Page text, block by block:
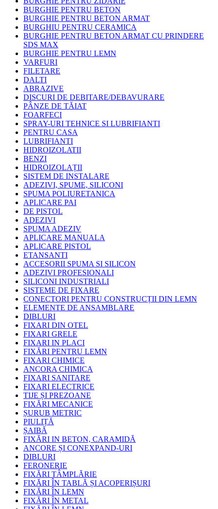
BURGHIE PENTRU BETON
BURGHIE PENTRU BETON ARMAT
BURGHIU PENTRU CERAMICA
BURGHIE PENTRU BETON ARMAT CU PRINDERE
SDS MAX
BURGHIE PENTRU LEMN
VARFURI
FILETARE
DALTI
ABRAZIVE
DISCURI DE DEBITARE/DEBAVURARE
PÂNZE DE TĂIAT
FOARFECI
SPRAY-URI TEHNICE SI LUBRIFIANTI
PENTRU CASA
LUBRIFIANTI
HIDROIZOLATII
BENZI
HIDROIZOLAȚII
SISTEM DE INSTALARE
ADEZIVI, SPUME, SILICONI
SPUMA POLIURETANICA
APLICARE PAI
DE PISTOL
ADEZIVI
SPUMA ADEZIV
APLICARE MANUALA
APLICARE PISTOL
ETANSANTI
ACCESORII SPUMA SI SILICON
ADEZIVI PROFESIONALI
SILICONI INDUSTRIALI
SISTEME DE FIXARE
CONECTORI PENTRU CONSTRUCȚII DIN LEMN
ELEMENTE DE ANSAMBLARE
DIBLURI
FIXARI DIN OTEL
FIXARI GRELE
FIXARI IN PLACI
FIXĂRI PENTRU LEMN
FIXARI CHIMICE
ANCORA CHIMICA
FIXARI SANITARE
FIXARI ELECTRICE
TIJE ȘI PREZOANE
FIXĂRI MECANICE
ȘURUB METRIC
PIULIȚĂ
ȘAIBĂ
FIXĂRI IN BETON, CARAMIDĂ
ANCORE ȘI CONEXPAND-URI
DIBLURI
FERONERIE
FIXĂRI TÂMPLĂRIE
FIXĂRI ÎN TABLĂ ȘI ACOPERIȘURI
FIXĂRI ÎN LEMN
FIXĂRI ÎN METAL